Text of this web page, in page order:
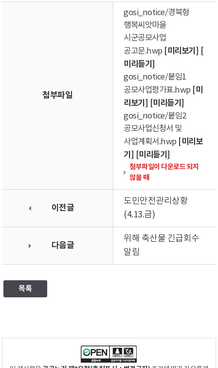
첨부파일
gosi_notice/경북형
행복씨앗마을
시군공모사업
공고문.hwp
[미리보기]
미리듣기]
gosi_notice/붙임1
공모사업평가표.hwp
[미
리보기]
[미리듣기]
gosi_notice/붙임2
공모사업신청서 및
사업계획서.hwp
[미리보
기]
[미리듣기]
첨부파일이 다운로드 되지
않을 때
이전글
도민안전관리상황
(4.13.금)
다음글
위해 축산물 긴급회수
알림
목록